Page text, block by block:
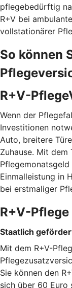
pflegebedürftig
R+V bei
vollstationärer
So können
R+V-
Wenn der
Investitionen
Auto, breitere
Zuhause. Mit dem
Pflegemonatsgeld
Einmalleistung in
bei erstmaliger
R+V-Pflege
Staatlich
Mit dem R+V-
Sie können den
sich über 60 Euro